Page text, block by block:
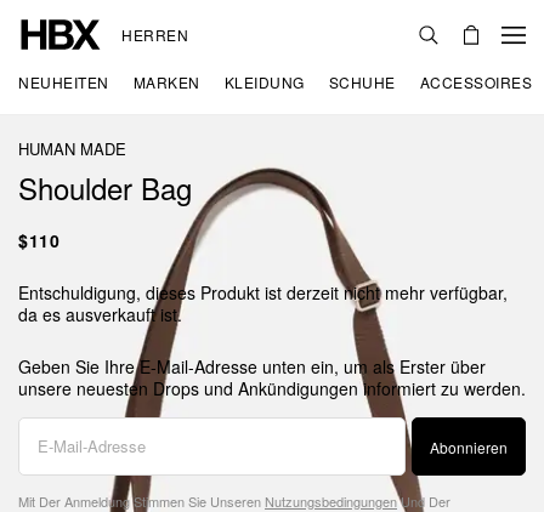
HERREN
NEUHEITEN MARKEN KLEIDUNG SCHUHE ACCESSOIRES
HUMAN MADE
Shoulder Bag
$110
Entschuldigung, dieses Produkt ist derzeit nicht mehr verfügbar,
da es ausverkauft ist.
Geben Sie Ihre E-Mail-Adresse unten ein, um als Erster über
unsere neuesten Drops und Ankündigungen informiert zu werden.
Abonnieren
Mit Der Anmeldung Stimmen Sie Unseren NutzungsbedingungenUnd Der